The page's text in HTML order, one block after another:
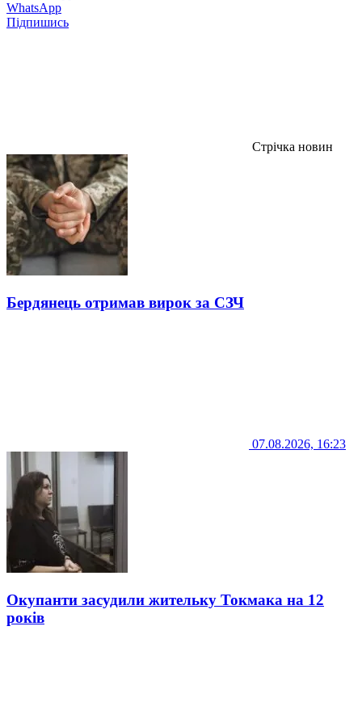
WhatsApp
Підпишись
Стрічка новин
Бердянець отримав вирок за СЗЧ
07.08.2026, 16:23
Окупанти засудили жительку Токмака на 12
років